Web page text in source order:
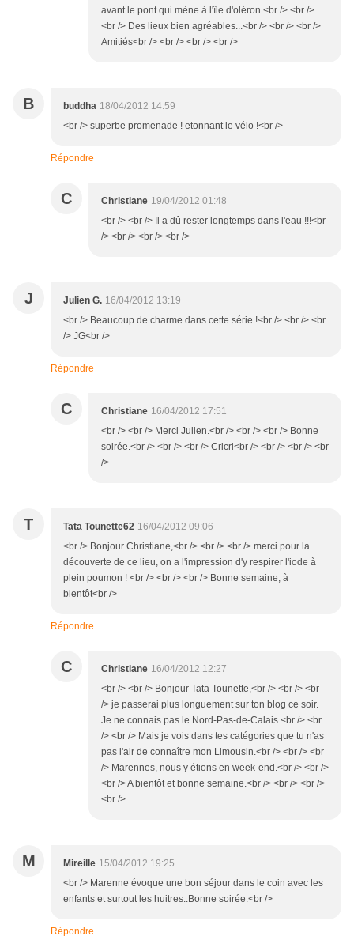
avant le pont qui mène à l'île d'oléron.<br /> <br />
<br /> Des lieux bien agréables...<br /> <br /> <br />
Amitiés<br /> <br /> <br /> <br />
B buddha 18/04/2012 14:59
<br /> superbe promenade ! etonnant le vélo !<br />
Répondre
C Christiane 19/04/2012 01:48
<br /> <br /> Il a dû rester longtemps dans l'eau !!!<br
/> <br /> <br /> <br />
J Julien G. 16/04/2012 13:19
<br /> Beaucoup de charme dans cette série !<br /> <br /> <br
/> JG<br />
Répondre
C Christiane 16/04/2012 17:51
<br /> <br /> Merci Julien.<br /> <br /> <br /> Bonne
soirée.<br /> <br /> <br /> Cricri<br /> <br /> <br /> <br
/>
T Tata Tounette62 16/04/2012 09:06
<br /> Bonjour Christiane,<br /> <br /> <br /> merci pour la
découverte de ce lieu, on a l'impression d'y respirer l'iode à
plein poumon ! <br /> <br /> <br /> Bonne semaine, à
bientôt<br />
Répondre
C Christiane 16/04/2012 12:27
<br /> <br /> Bonjour Tata Tounette,<br /> <br /> <br
/> je passerai plus longuement sur ton blog ce soir.
Je ne connais pas le Nord-Pas-de-Calais.<br /> <br
/> <br /> Mais je vois dans tes catégories que tu n'as
pas l'air de connaître mon Limousin.<br /> <br /> <br
/> Marennes, nous y étions en week-end.<br /> <br />
<br /> A bientôt et bonne semaine.<br /> <br /> <br />
<br />
M Mireille 15/04/2012 19:25
<br /> Marenne évoque une bon séjour dans le coin avec les
enfants et surtout les huitres..Bonne soirée.<br />
Répondre